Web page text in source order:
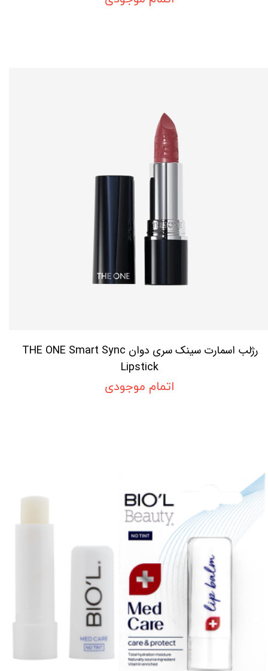
رژلب اسمارت سینک سری دوان THE ONE Smart Sync
Lipstick
اتمام موجودی